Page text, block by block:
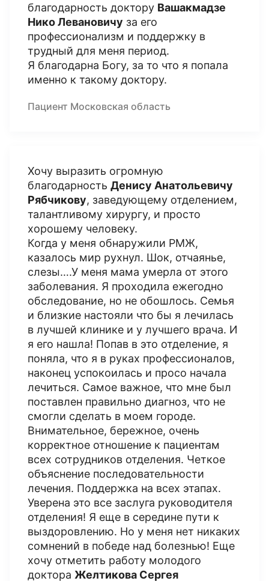
благодарность доктору Вашакмадзе
Нико Левановичу за его
профессионализм и поддержку в
трудный для меня период.
Я благодарна Богу, за то что я попала
именно к такому доктору.
Пациент Московская область
Хочу выразить огромную
благодарность Денису Анатольевичу
Рябчикову, заведующему отделением,
талантливому хирургу, и просто
хорошему человеку.
Когда у меня обнаружили РМЖ,
казалось мир рухнул. Шок, отчаянье,
слезы….У меня мама умерла от этого
заболевания. Я проходила ежегодно
обследование, но не обошлось. Семья
и близкие настояли что бы я лечилась
в лучшей клинике и у лучшего врача. И
я его нашла! Попав в это отделение, я
поняла, что я в руках профессионалов,
наконец успокоилась и просо начала
лечиться. Самое важное, что мне был
поставлен правильно диагноз, что не
смогли сделать в моем городе.
Внимательное, бережное, очень
корректное отношение к пациентам
всех сотрудников отделения. Четкое
объяснение последовательности
лечения. Поддержка на всех этапах.
Уверена это все заслуга руководителя
отделения! Я еще в середине пути к
выздоровлению. Но у меня нет никаких
сомнений в победе над болезнью! Еще
хочу отметить работу молодого
доктора Желтикова Сергея